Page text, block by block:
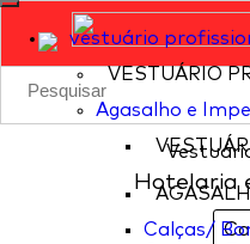
vestuário
VESTUÁRIO
Agasalho e
Calças/
Hotelaria